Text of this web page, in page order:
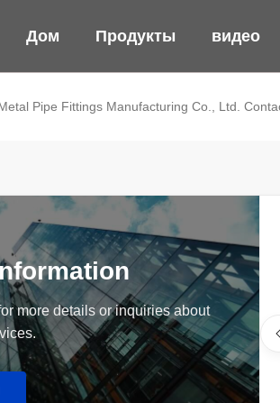
Дом Продукты видео
Pipe Fittings Manufacturing Co., Ltd.
more details or inquiries about